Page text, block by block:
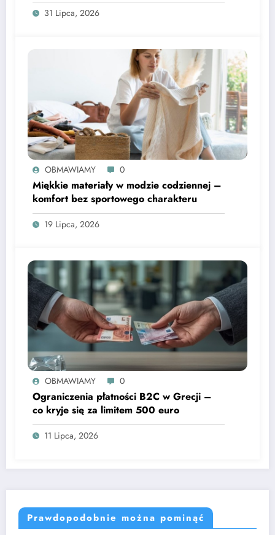
31 Lipca, 2026
OBMAWIAMY 0
Miękkie materiały w modzie codziennej –
komfort bez sportowego charakteru
19 Lipca, 2026
OBMAWIAMY 0
Ograniczenia płatności B2C w Grecji –
co kryje się za limitem 500 euro
11 Lipca, 2026
Prawdopodobnie można pominąć